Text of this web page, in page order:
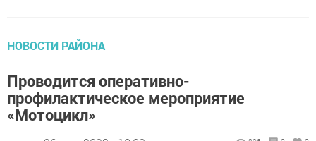
профилактическое мероприятие
«Мотоцикл»
26 мая 2023 - 10:03